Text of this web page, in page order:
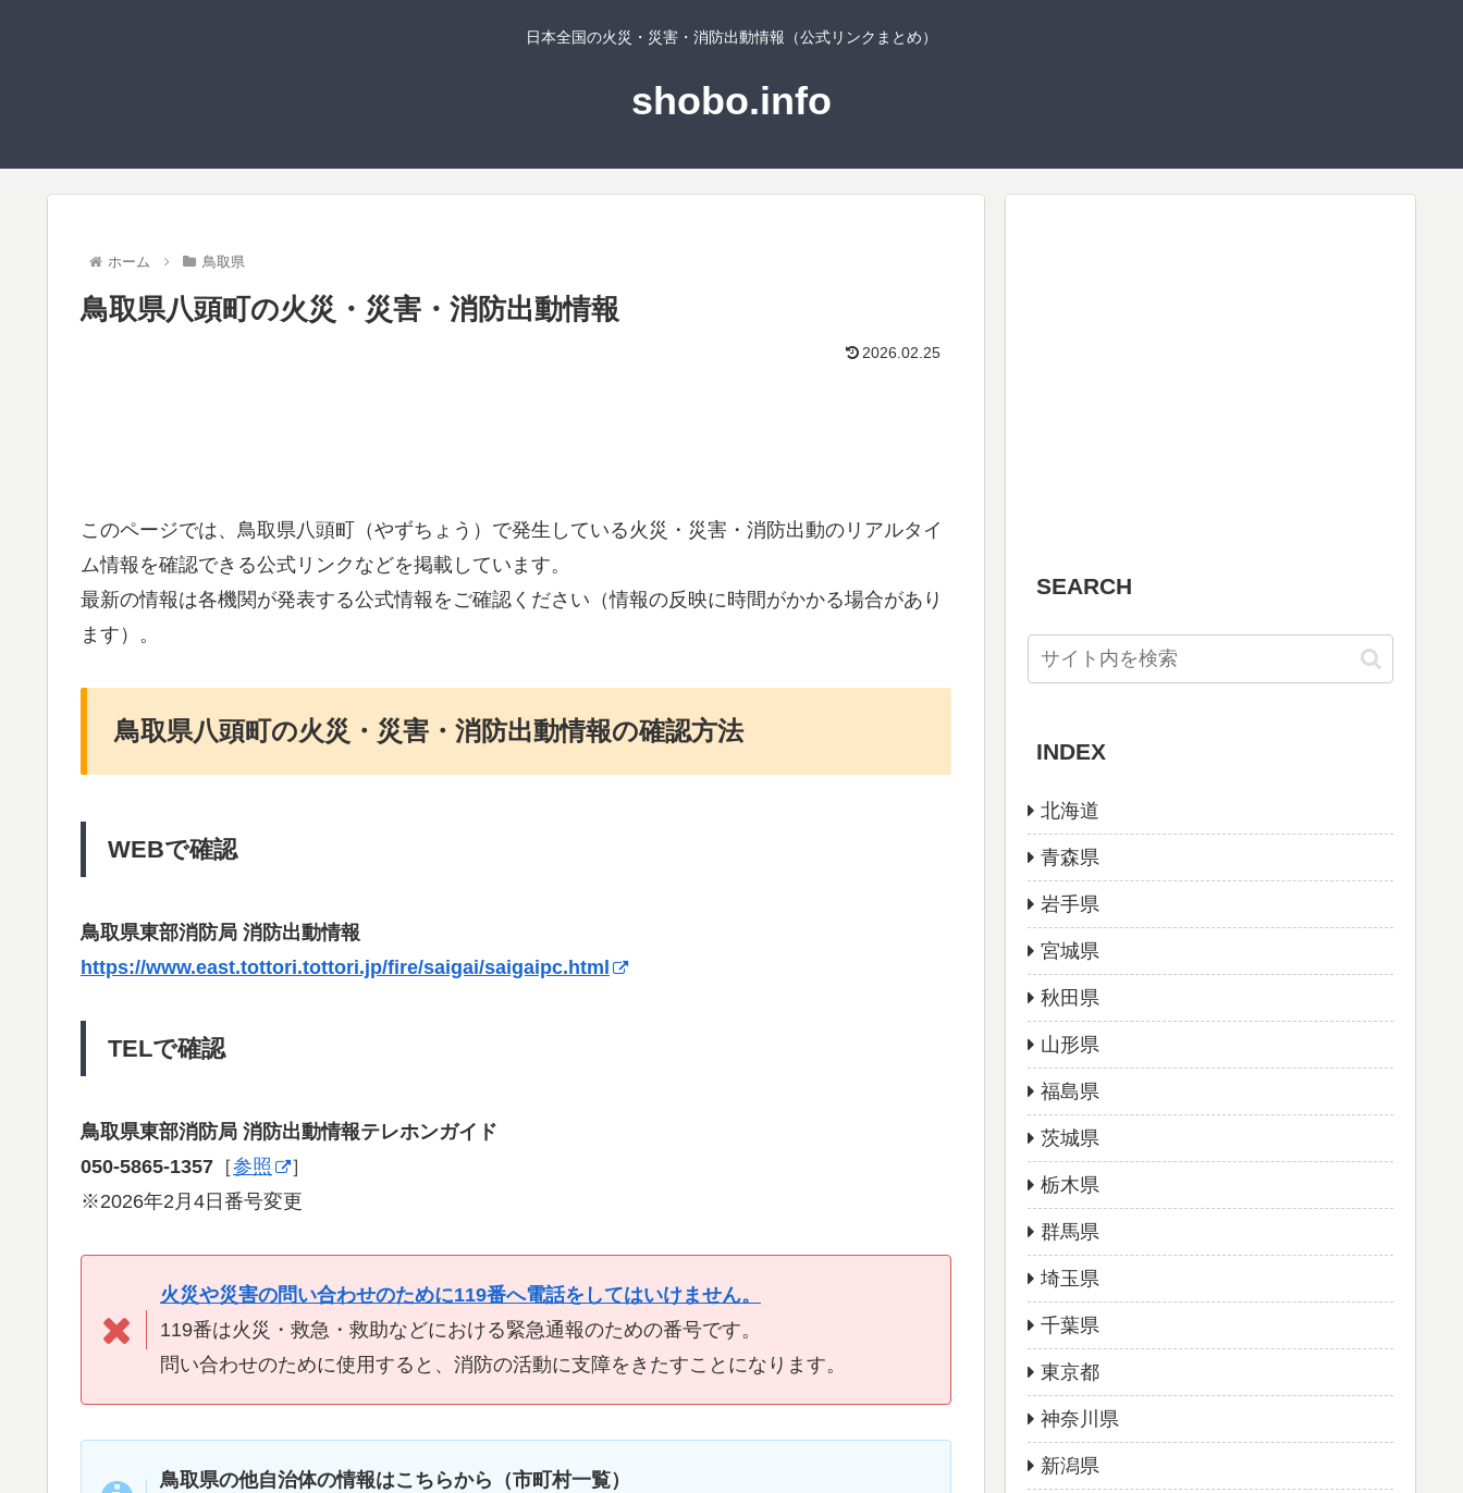
日本全国の火災・災害・消防出動情報（公式リンクまとめ）
shobo.info
ホーム 鳥取県
鳥取県八頭町の火災・災害・消防出動情報
2026.02.25
このページでは、鳥取県八頭町（やずちょう）で発生している火災・災害・消防出動のリアルタイ
ム情報を確認できる公式リンクなどを掲載しています。
最新の情報は各機関が発表する公式情報をご確認ください（情報の反映に時間がかかる場合があり
ます）。
鳥取県八頭町の火災・災害・消防出動情報の確認方法
WEBで確認
鳥取県東部消防局 消防出動情報
https://www.east.tottori.tottori.jp/fire/saigai/saigaipc.html
TELで確認
鳥取県東部消防局 消防出動情報テレホンガイド
050-5865-1357 ［参照
］
※2026年2月4日番号変更
火災や災害の問い合わせのために119番へ電話をしてはいけません。
119番は火災・救急・救助などにおける緊急通報のための番号です。
問い合わせのために使用すると、消防の活動に支障をきたすことになります。
鳥取県の他自治体の情報はこちらから（市町村一覧）
SEARCH
INDEX
北海道
青森県
岩手県
宮城県
秋田県
山形県
福島県
茨城県
栃木県
群馬県
埼玉県
千葉県
東京都
神奈川県
新潟県